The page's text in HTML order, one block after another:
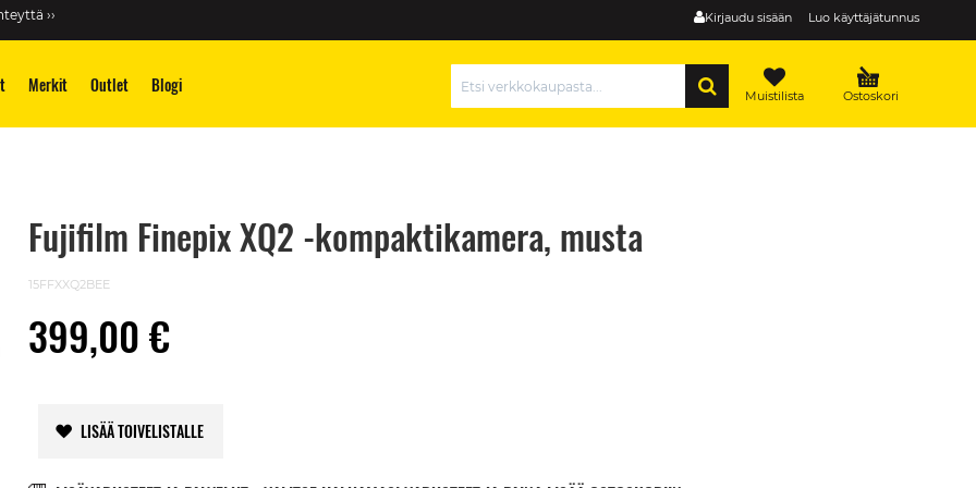
Kirjaudu sisään Luo käyttäjätunnus
››
Merkit Outlet Blogi Ostoskori
Muistilista
Fujifilm Finepix XQ2 -kompaktikamera, musta
15FFXXQ2BEE
399,00 €
LISÄÄ TOIVELISTALLE